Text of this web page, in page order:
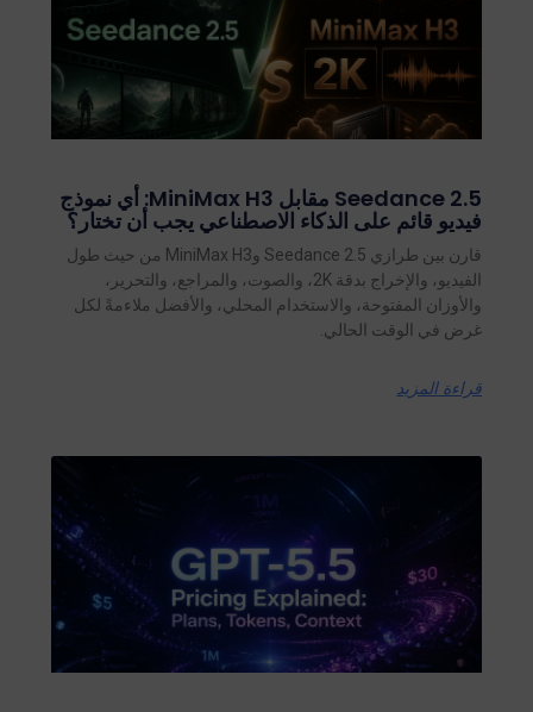
Seedance 2.5 مقابل MiniMax H3: أي نموذج
فيديو قائم على الذكاء الاصطناعي يجب أن تختار؟
قارن بين طرازي Seedance 2.5 وMiniMax H3 من حيث طول
الفيديو، والإخراج بدقة 2K، والصوت، والمراجع، والتحرير،
والأوزان المفتوحة، والاستخدام المحلي، والأفضل ملاءمةً لكل
غرض في الوقت الحالي.
قراءة المزيد